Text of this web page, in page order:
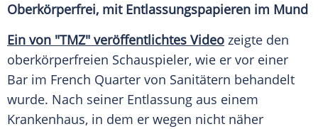
Oberkörperfrei, mit Entlassungspapieren im Mund
Ein von "TMZ" veröffentlichtes Video zeigte den
oberkörperfreien Schauspieler, wie er vor einer
Bar im French Quarter von Sanitätern behandelt
wurde. Nach seiner Entlassung aus einem
Krankenhaus, in dem er wegen nicht näher